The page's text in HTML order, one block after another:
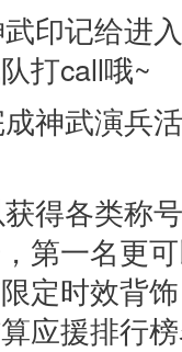
印记给进
打call哦~
神武演兵
得各类称
第一名更
定时效背
应援排行